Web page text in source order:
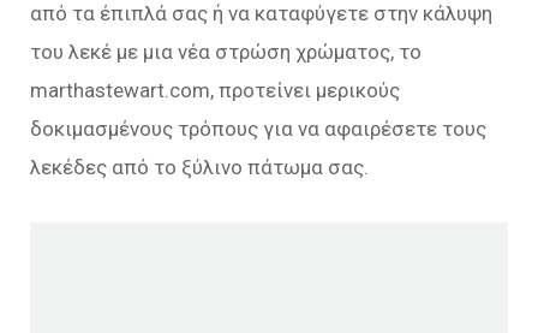
από τα έπιπλά σας ή να καταφύγετε στην κάλυψη
του λεκέ με μια νέα στρώση χρώματος, το
marthastewart.com, προτείνει μερικούς
δοκιμασμένους τρόπους για να αφαιρέσετε τους
λεκέδες από το ξύλινο πάτωμα σας.